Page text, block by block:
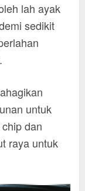
lah ayak
sedikit
untuk
dan
raya untuk